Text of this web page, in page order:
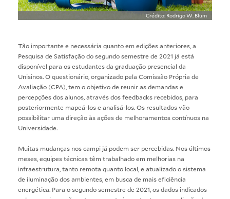
Crédito: Rodrigo W. Blum
Tão importante e necessária quanto em edições anteriores, a
Pesquisa de Satisfaçãodo segundo semestre de 2021 já está
disponível para os estudantes da graduação presencial da
Unisinos. O questionário, organizado pela Comissão Própria de
Avaliação (CPA), tem o objetivo de reunir as demandas e
percepções dos alunos, através dos feedbacks recebidos, para
posteriormente mapeá-los e analisá-los. Os resultados vão
possibilitar uma direção às ações de melhoramentos contínuos na
Universidade.
Muitas mudanças nos campi já podem ser percebidas. Nos últimos
meses, equipes técnicas têm trabalhado em melhorias na
infraestrutura , tanto remota quanto local, e atualizado o sistema
de iluminação dos ambientes, em busca de maiseficiência
energética. Para o segundo semestre de 2021, os dados indicados